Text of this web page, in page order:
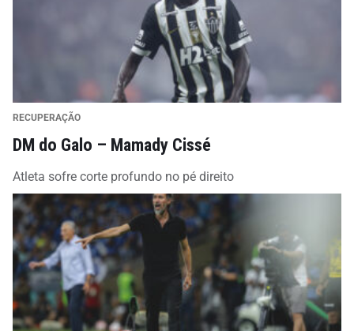
RECUPERAÇÃO
DM do Galo – Mamady Cissé
Atleta sofre corte profundo no pé direito